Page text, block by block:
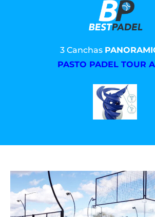
3 Canchas
PASTO PADEL TOUR